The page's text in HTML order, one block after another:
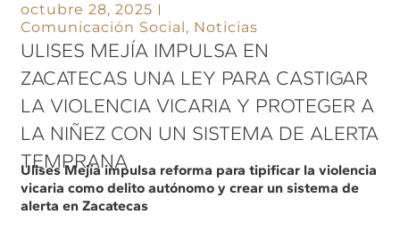
octubre 28, 2025
Comunicación Social, Noticias
ULISES MEJÍA IMPULSA EN
ZACATECAS UNA LEY PARA CASTIGAR
LA VIOLENCIA VICARIA Y PROTEGER A
LA NIÑEZ CON UN SISTEMA DE ALERTA
TEMPRANA
Ulises Mejía impulsa reforma para tipificar la violencia
vicaria como delito autónomo y crear un sistema de
alerta en Zacatecas